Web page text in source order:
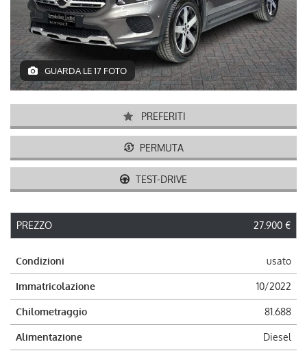
GUARDA LE 17 FOTO
PREFERITI
PERMUTA
TEST-DRIVE
PREZZO 27.900 €
Condizioni usato
Immatricolazione 10/2022
Chilometraggio 81.688
Alimentazione Diesel